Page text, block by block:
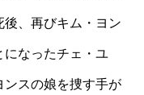
後、再びキム・ヨン
になったチェ・ユ
ンスの娘を捜す手が